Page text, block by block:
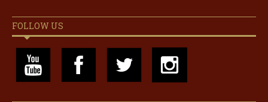
FOLLOW US